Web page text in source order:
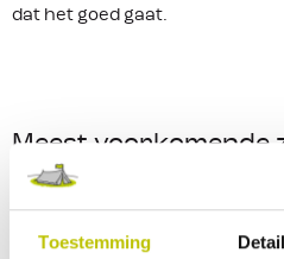
Toestemming
dat het goed gaat.
Meest voorkomende
De volgende ziekteverwekkers
het meest op richten. Dit wil